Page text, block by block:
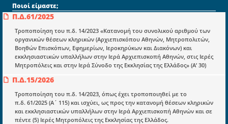
Π.Δ.61/2025
Τροποποίηση του π.δ. 14/2023 «Κατανομή του συνολικού αριθμού των
οργανικών θέσεων κληρικών (Αρχιεπισκόπου Αθηνών, Μητροπολιτών,
Βοηθών Επισκόπων, Εφημερίων, Ιεροκηρύκων και Διακόνων) και
εκκλησιαστικών υπαλλήλων στην Ιερά Αρχιεπισκοπή Αθηνών, στις Ιερές
Μητροπόλεις και στην Ιερά Σύνοδο της Εκκλησίας της Ελλάδος» (Α’ 30)
Π.Δ.15/2026
Τροποποίηση του π.δ. 14/2023, όπως έχει τροποποιηθεί με το
π.δ. 61/2025 (Α΄ 115) και ισχύει, ως προς την κατανομή θέσεων κληρικών
και εκκλησιαστικών υπαλλήλων στην Ιερά Αρχιεπισκοπή Αθηνών και σε
πέντε (5) Ιερές Μητροπόλεις της Εκκλησίας της Ελλάδος.
Ποιοί είμαστε;
Μια πολυετής εθελοντική προσπάθεια που
μετατράπηκε σε επιχειρηματική οντότητα και φιλοδοξεί να συμβάλλει
στην διάδοση της γνώσης.
Ενότητες
Επικαιρότητα